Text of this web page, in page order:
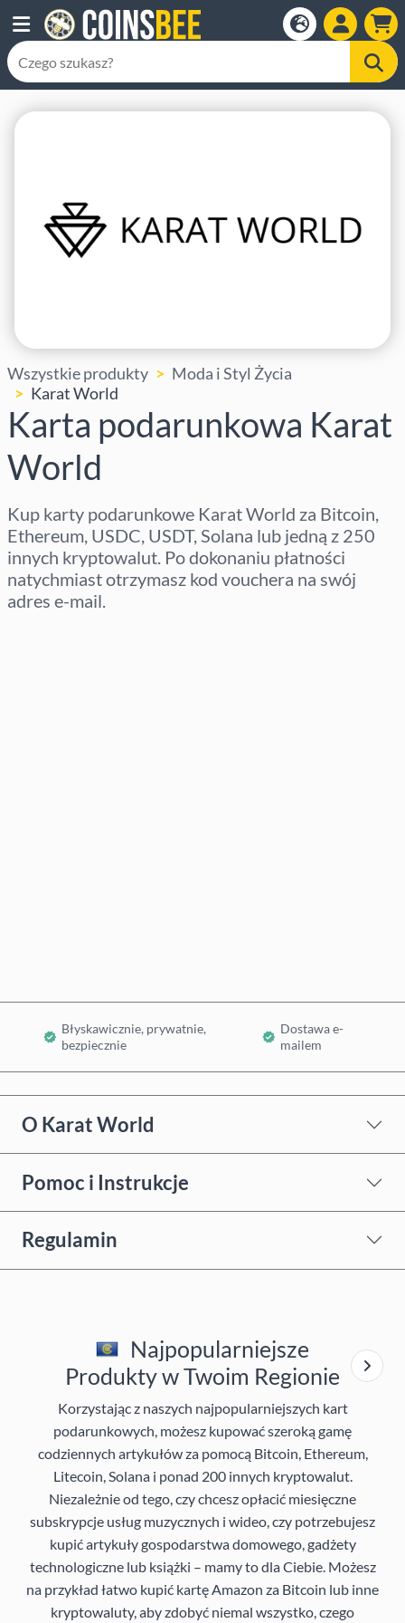
Wszystkie produkty
Moda i Styl Życia
Karat World
Karta podarunkowa Karat
World
Kup karty podarunkowe Karat World za Bitcoin,
Ethereum, USDC, USDT, Solana lub jedną z 250
innych kryptowalut. Po dokonaniu płatności
natychmiast otrzymasz kod vouchera na swój
adres e-mail.
Błyskawicznie, prywatnie,
bezpiecznie
Dostawa e-
mailem
O Karat World
Pomoc i Instrukcje
Regulamin
Najpopularniejsze
Produkty w Twoim Regionie
Korzystając z naszych najpopularniejszych kart
podarunkowych, możesz kupować szeroką gamę
codziennych artykułów za pomocą Bitcoin, Ethereum,
Litecoin, Solana i ponad 200 innych kryptowalut.
Niezależnie od tego, czy chcesz opłacić miesięczne
subskrypcje usług muzycznych i wideo, czy potrzebujesz
kupić artykuły gospodarstwa domowego, gadżety
technologiczne lub książki – mamy to dla Ciebie. Możesz
na przykład łatwo kupić kartę Amazon za Bitcoin lub inne
kryptowaluty, aby zdobyć niemal wszystko, czego